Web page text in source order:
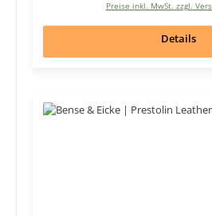
Preise inkl. MwSt. zzgl.
Details